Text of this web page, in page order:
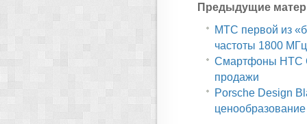
Предыдущие
МТС первой из
частоты 1800
Смартфоны HTC
продажи
Porsche Design
ценообразование